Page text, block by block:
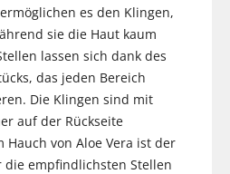
es den Klingen,
sie die Haut kaum
lassen sich dank des
das jeden Bereich
Die Klingen sind mit
auf der Rückseite
von Aloe Vera ist der
empfindlichsten Stellen